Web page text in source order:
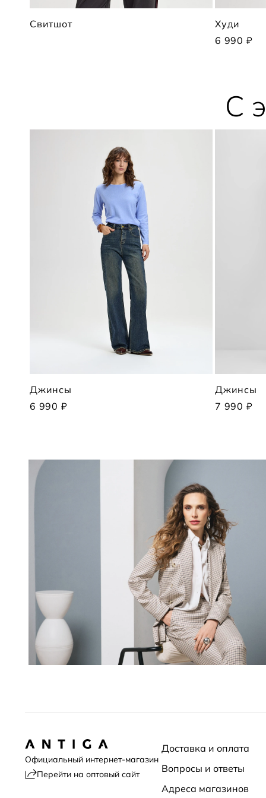
Свитшот
Худи
6 990 ₽
С
Джинсы
6 990 ₽
Джинсы
7 990 ₽
Официальный интернет-магазин
Перейти на оптовый сайт
Доставка и оплата
Вопросы и ответы
Адреса магазинов